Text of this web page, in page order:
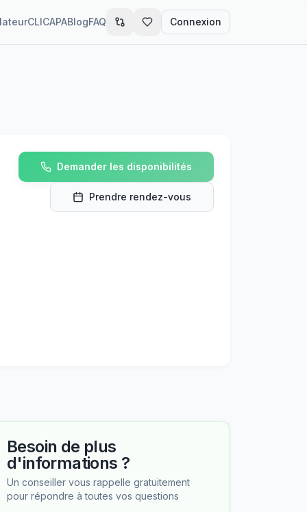
CLICAPABlogFAQ Connexion
Demander les disponibilités
Prendre rendez-vous
Besoin de plus
d'informations ?
Un conseiller vous rappelle gratuitement
pour répondre à toutes vos questions